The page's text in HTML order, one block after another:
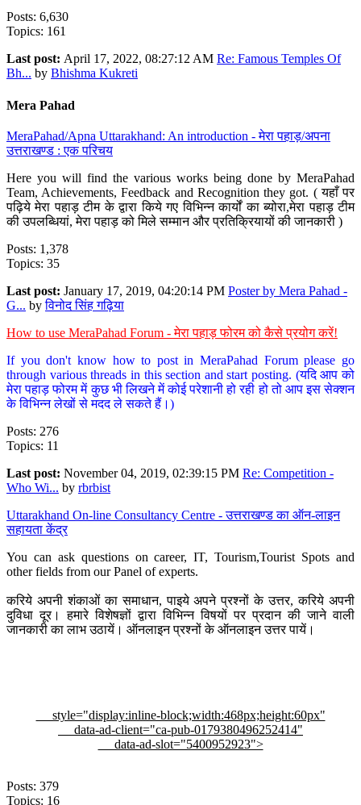
Posts: 6,630
Topics: 161
Last post: April 17, 2022, 08:27:12 AM Re: Famous Temples Of
Bh... by Bhishma Kukreti
Mera Pahad
MeraPahad/Apna Uttarakhand: An introduction - मेरा पहाड़/अपना
उत्तराखण्ड : एक परिचय
Here you will find the various works being done by MeraPahad
Team, Achievements, Feedback and Recognition they got. ( यहाँ पर
पढ़िये मेरा पहाड़ टीम के द्वारा किये गए विभिन्न कार्यों का ब्योरा,मेरा पहाड़ टीम
की उपलब्धियां, मेरा पहाड़ को मिले सम्मान और प्रतिक्रियायों की जानकारी )
Posts: 1,378
Topics: 35
Last post: January 17, 2019, 04:20:14 PM Poster by Mera Pahad -
G... byविनोद सिंह गढ़िया
How to use MeraPahad Forum - मेरा पहाड़ फोरम को कैसे प्रयोग करें!
If you don't know how to post in MeraPahad Forum please go
through various threads in this section and start posting. (यदि आप को
मेरा पहाड़ फोरम में कुछ भी लिखने में कोई परेशानी हो रही हो तो आप इस सेक्शन
के विभिन्न लेखों से मदद ले सकते हैं।)
Posts: 276
Topics: 11
Last post: November 04, 2019, 02:39:15 PM Re: Competition -
Who Wi... by rbrbist
Uttarakhand On-line Consultancy Centre - उत्तराखण्ड का ऑन-लाइन
सहायता केंद्र
You can ask questions on career, IT, Tourism,Tourist Spots and
other fields from our Panel of experts.
करिये अपनी शंकाओं का समाधान, पाइये अपने प्रश्नों के उत्तर, करिये अपनी
दुविधा दूर। हमारे विशेषज्ञों द्वारा विभिन्न विषयों पर प्रदान की जाने वाली
जानकारी का लाभ उठायें। ऑनलाइन प्रश्नों के ऑनलाइन उत्तर पायें।
style="display:inline-block;width:468px;height:60px"
data-ad-client="ca-pub-0179380496252414"
data-ad-slot="5400952923">
Posts: 379
Topics: 16